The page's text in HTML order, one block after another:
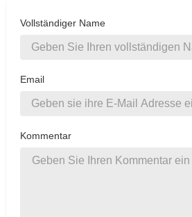
Vollständiger Name
Email
Kommentar